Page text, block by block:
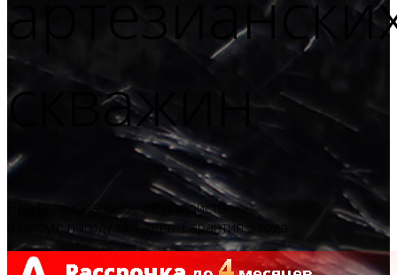
скважин
Профессиональное обустройство
в любую погоду за 1 день. Гарантия 3 года.